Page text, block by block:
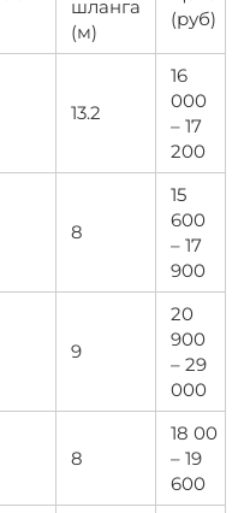
шланга
(м)
(руб)
13.2
16
000
– 17
200
8
15
600
– 17
900
9
20
900
– 29
000
8
18 00
– 19
600